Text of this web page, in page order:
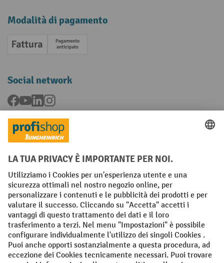
Modalità di pagamento
Fattura Pagamento anticipato
Social network
Facebook
YouTubeLinkedInInstagram
Condizioni Generali di Vendita
Dichiarazione di protezione dei dati Impronta
Impostazioni sulla privacy
All prices excl. VAT plusshipping costsand possible delivery charges,
if not stated otherwise.
¹ Lo sconto è valido fino a esaurimento scorte. Lo sconto non si applica
ai prezzi speciali. Non è possibile la combinazione con altri sconti o